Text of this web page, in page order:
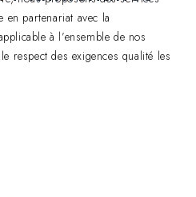
en partenariat avec la
à l’ensemble de nos
respect des exigences qualité les